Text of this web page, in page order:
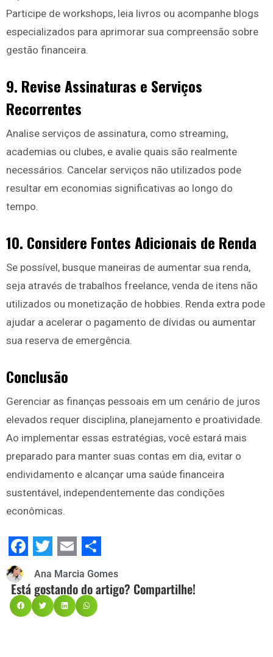
Participe de workshops, leia livros ou acompanhe blogs
especializados para aprimorar sua compreensão sobre
gestão financeira.
9. Revise Assinaturas e Serviços
Recorrentes
Analise serviços de assinatura, como streaming,
academias ou clubes, e avalie quais são realmente
necessários. Cancelar serviços não utilizados pode
resultar em economias significativas ao longo do
tempo.
10. Considere Fontes Adicionais de Renda
Se possível, busque maneiras de aumentar sua renda,
seja através de trabalhos freelance, venda de itens não
utilizados ou monetização de hobbies. Renda extra pode
ajudar a acelerar o pagamento de dívidas ou aumentar
sua reserva de emergência.
Conclusão
Gerenciar as finanças pessoais em um cenário de juros
elevados requer disciplina, planejamento e proatividade.
Ao implementar essas estratégias, você estará mais
preparado para manter suas contas em dia, evitar o
endividamento e alcançar uma saúde financeira
sustentável, independentemente das condições
econômicas.
Facebook
Twitter
Email
Share
Ana Marcia Gomes
Está gostando do artigo? Compartilhe!